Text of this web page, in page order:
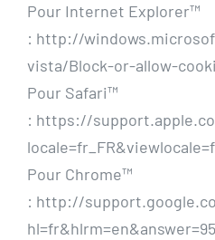
Pour Internet Explorer™
: http://
vista/Block-or-allow-
Pour Safari™
: https://
Pour Chrome™
: http://